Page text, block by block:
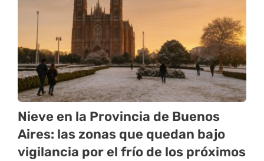
Nieve en la Provincia de Buenos
Aires: las zonas que quedan bajo
vigilancia por el frío de los próximos